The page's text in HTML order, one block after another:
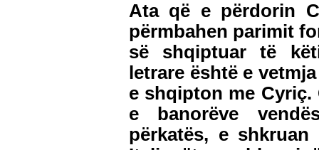
Ata që e përdorin
përmbahen parimit
së shqiptuar të
letrare është e
e shqipton me Cyriç.
e banorëve
përkatës, e